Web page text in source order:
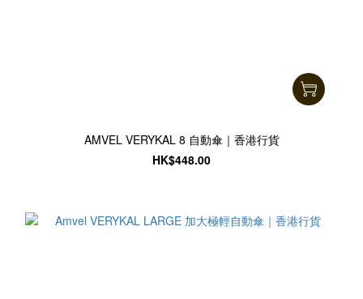
AMVEL VERYKAL 8 自動傘｜香港行貨
HK$448.00